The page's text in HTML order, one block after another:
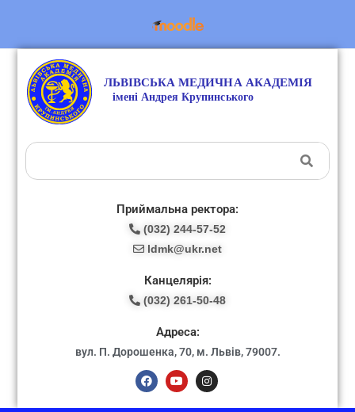
Приймальна ректора:
(032) 244-57-52
ldmk@ukr.net
Канцелярія:
(032) 261-50-48
Адреса:
вул. П. Дорошенка, 70, м. Львів, 79007.